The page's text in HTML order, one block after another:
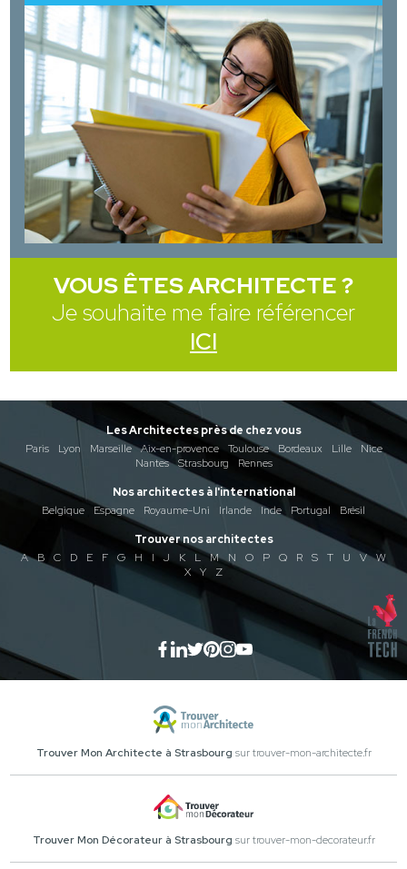
VOUS ÊTES ARCHITECTE ?
Je souhaite me faire référencer
ICI
Les Architectes près de chez vous
Paris
Lyon Marseille Aix-en-provence Toulouse Bordeaux Lille
Nice
Nantes
Strasbourg
Rennes
Nos architectes à l'international
Belgique
Espagne Royaume-Uni Irlande Inde Portugal
Brésil
Trouver nos architectes
A
B C D E F G H I J K L M N O P Q R S T U V
W
X
Y Z
Trouver Mon Architecte à Strasbourg sur trouver-mon-architecte.fr
Trouver Mon Décorateur à Strasbourg sur trouver-mon-decorateur.fr